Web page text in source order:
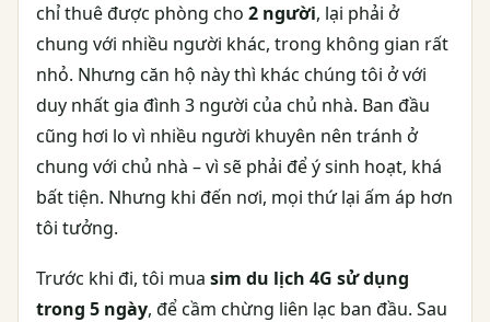
chỉ thuê được phòng cho 2 người, lại phải ở
chung với nhiều người khác, trong không gian rất
nhỏ. Nhưng căn hộ này thì khác chúng tôi ở với
duy nhất gia đình 3 người của chủ nhà. Ban đầu
cũng hơi lo vì nhiều người khuyên nên tránh ở
chung với chủ nhà – vì sẽ phải để ý sinh hoạt, khá
bất tiện. Nhưng khi đến nơi, mọi thứ lại ấm áp hơn
tôi tưởng.
Trước khi đi, tôi mua sim du lịch 4G sử dụng
trong 5 ngày, để cầm chừng liên lạc ban đầu. Sau